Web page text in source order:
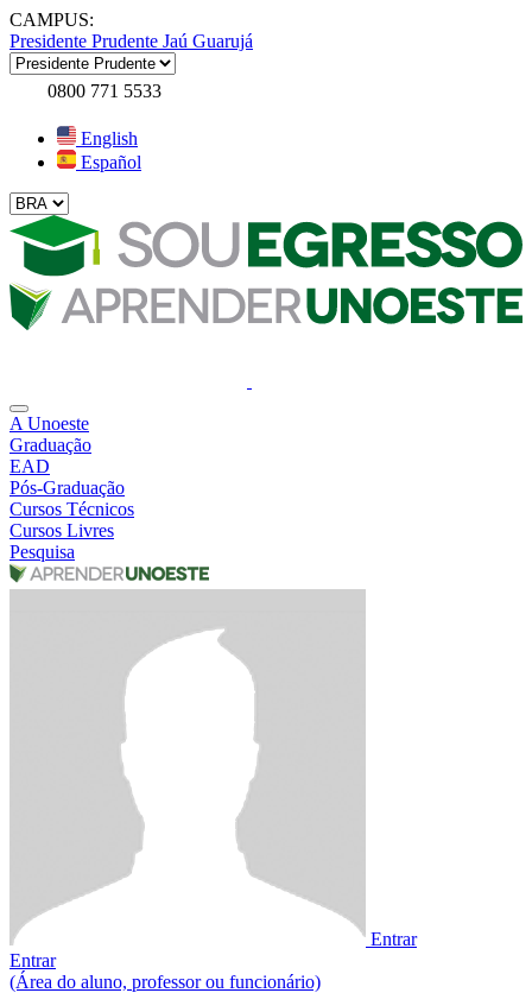
CAMPUS:
Presidente Prudente Jaú Guarujá
0800 771 5533
English
Español
A Unoeste
Graduação
EAD
Pós-Graduação
Cursos Técnicos
Cursos Livres
Pesquisa
Entrar
Entrar
(Área do aluno, professor ou funcionário)